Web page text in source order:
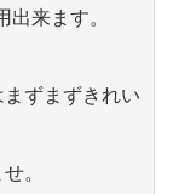
来ます。
ずまずきれい
。